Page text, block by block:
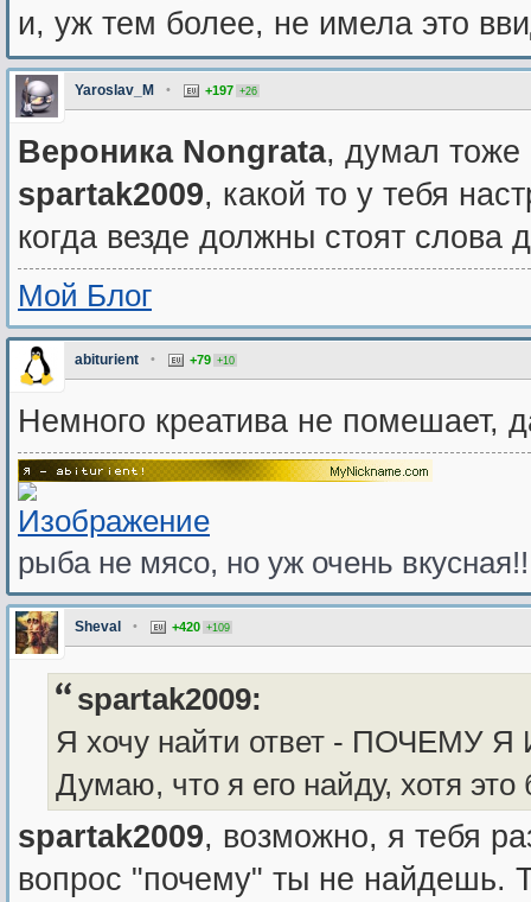
и, уж тем более, не имела это
Yaroslav_M • +197 +26
Вероника Nongrata, думал тоже
spartak2009, какой то у тебя
когда везде должны стоят слова
Мой Блог
abiturient • +79 +10
Немного креатива не помешает,
рыба не мясо, но уж очень
Sheval • +420 +109
spartak2009:
Я хочу найти ответ - ПОЧЕМУ
Думаю, что я его найду, хотя это
spartak2009, возможно, я тебя
вопрос "почему" ты не найдешь.